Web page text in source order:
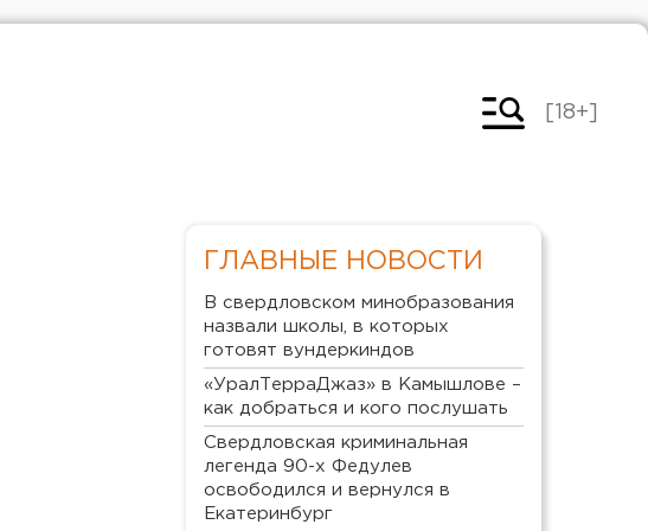
[18+]
ГЛАВНЫЕ НОВОСТИ
В свердловском минобразования
назвали школы, в которых
готовят вундеркиндов
«УралТерраДжаз» в Камышлове –
как добраться и кого послушать
Свердловская криминальная
легенда 90-х Федулев
освободился и вернулся в
Екатеринбург